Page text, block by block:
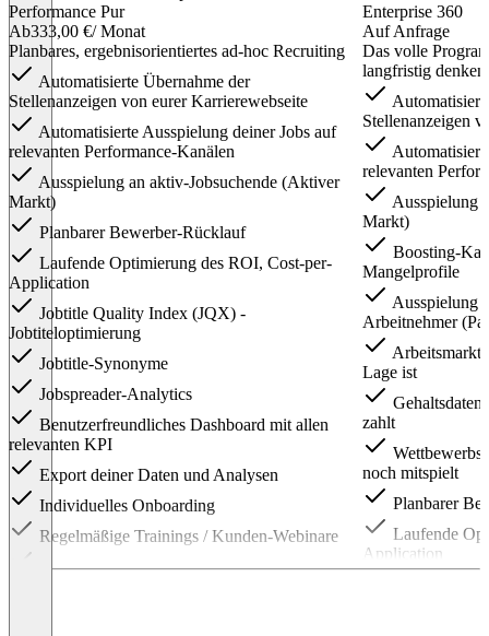
Performance Pur
Ab333,00 €/ Monat
Planbares, ergebnisorientiertes ad-hoc Recruiting
Automatisierte Übernahme der
Stellenanzeigen von eurer Karrierewebseite
Automatisierte Ausspielung deiner Jobs auf
relevanten Performance-Kanälen
Ausspielung an aktiv-Jobsuchende (Aktiver
Markt)
Planbarer Bewerber-Rücklauf
Laufende Optimierung des ROI, Cost-per-
Application
Jobtitle Quality Index (JQX) -
Jobtiteloptimierung
Jobtitle-Synonyme
Jobspreader-Analytics
Benutzerfreundliches Dashboard mit allen
relevanten KPI
Export deiner Daten und Analysen
Individuelles Onboarding
Regelmäßige Trainings / Kunden-Webinare
Persönlicher Chat-Support (Reaktionszeit:
Enterprise 360
Auf Anfrage
Das volle
langfristig
Stellenanzeigen
relevanten
Ausspielung
Markt)
Boosting-
Mangelprofile
Ausspielung
Arbeitnehmer
Lage ist
zahlt
noch mitspielt
Planbarer
Laufende
Application